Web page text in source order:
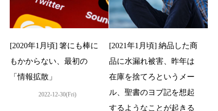
[2020年1月頃] 箸にも棒に
もかからない、最初の
「情報拡散」
2022-12-30(Fri)
[2021年1月頃] 納品した商
品に水漏れ被害、昨年は
在庫を捨てろというメー
ル、聖書のヨブ記を想起
するようなことが起きる